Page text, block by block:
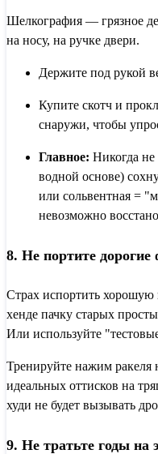
Шелкография — грязное
на носу, на ручке двери.
Держите под рукой
Купите скотч и
снаружи, чтобы
Главное: Никогда не
водной основе)
или сольвентная =
невозможно
8. Не портите дорогие
Страх испортить хорошую
хенде пачку старых
Или используйте
Тренируйте нажим ракеля
идеальных оттисков на
худи не будет вызывать
9. Не тратьте годы